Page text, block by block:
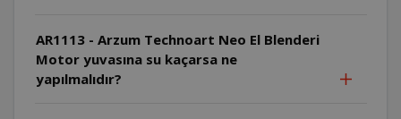
AR1113 - Arzum Technoart Neo El Blenderi
Motor yuvasına su kaçarsa ne
yapılmalıdır?